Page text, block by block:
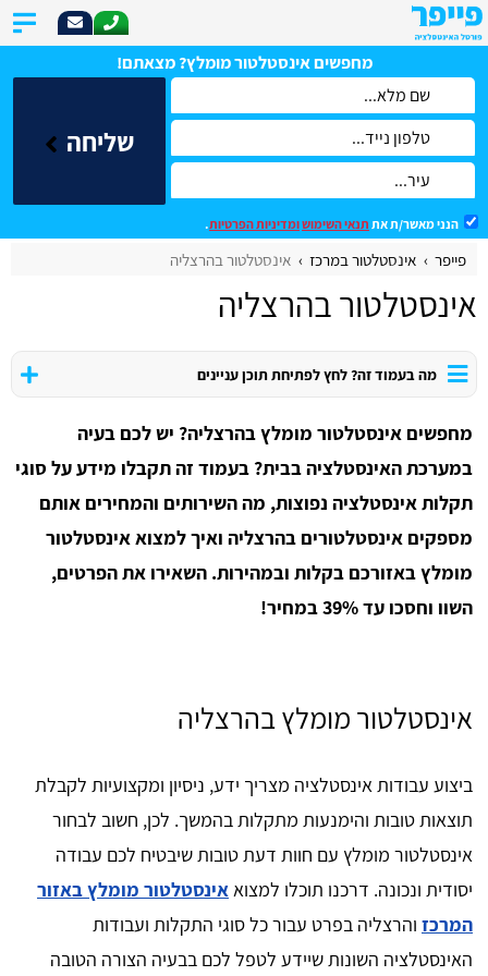
מחפשים אינסטלטור מומלץ? מצאתם!
שליחה
הנני מאשר/ת את תנאי השימושומדיניות הפרטיות.
פייפר אינסטלטור במרכז אינסטלטור בהרצליה
אינסטלטור בהרצליה
מה בעמוד זה? לחץ לפתיחת תוכן עניינים
מחפשים אינסטלטור מומלץ בהרצליה? יש לכם בעיה
במערכת האינסטלציה בבית? בעמוד זה תקבלו מידע על סוגי
תקלות אינסטלציה נפוצות, מה השירותים והמחירים אותם
מספקים אינסטלטורים בהרצליה ואיך למצוא אינסטלטור
מומלץ באזורכם בקלות ובמהירות. השאירו את הפרטים,
השוו וחסכו עד 39% במחיר!
אינסטלטור מומלץ בהרצליה
ביצוע עבודות אינסטלציה מצריך ידע, ניסיון ומקצועיות לקבלת
תוצאות טובות והימנעות מתקלות בהמשך. לכן, חשוב לבחור
אינסטלטור מומלץ עם חוות דעת טובות שיבטיח לכם עבודה
יסודית ונכונה. דרכנו תוכלו למצואאינסטלטור מומלץ באזור
המרכז והרצליה בפרט עבור כל סוגי התקלות ועבודות
האינסטלציה השונות שיידע לטפל לכם בבעיה הצורה הטובה